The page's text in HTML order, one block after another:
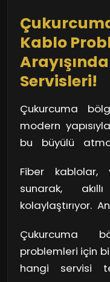
kablonuzun
için elzem!
Kablo
Servisleri!
Çukurcuma
modern
bu büyülü
Özellikle
hepimizi
problemleri,
çalışırken
meselelerden
çıkmanın en iyi
Fiber kablolar,
sunarak, akıllı
kolaylaştırıyor.
kabloların zarar
Düşen haldeki
kurulumlar
Çukurcuma
problemleri için
hangi servisi